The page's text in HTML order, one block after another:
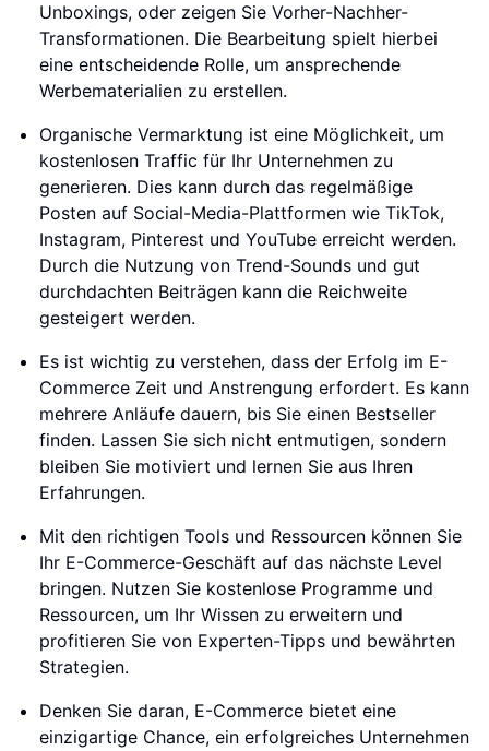
Unboxings, oder zeigen Sie Vorher-Nachher-
Transformationen. Die Bearbeitung spielt hierbei
eine entscheidende Rolle, um ansprechende
Werbematerialien zu erstellen.
Organische Vermarktung ist eine Möglichkeit, um
kostenlosen Traffic für Ihr Unternehmen zu
generieren. Dies kann durch das regelmäßige
Posten auf Social-Media-Plattformen wie TikTok,
Instagram, Pinterest und YouTube erreicht werden.
Durch die Nutzung von Trend-Sounds und gut
durchdachten Beiträgen kann die Reichweite
gesteigert werden.
Es ist wichtig zu verstehen, dass der Erfolg im E-
Commerce Zeit und Anstrengung erfordert. Es kann
mehrere Anläufe dauern, bis Sie einen Bestseller
finden. Lassen Sie sich nicht entmutigen, sondern
bleiben Sie motiviert und lernen Sie aus Ihren
Erfahrungen.
Mit den richtigen Tools und Ressourcen können Sie
Ihr E-Commerce-Geschäft auf das nächste Level
bringen. Nutzen Sie kostenlose Programme und
Ressourcen, um Ihr Wissen zu erweitern und
profitieren Sie von Experten-Tipps und bewährten
Strategien.
Denken Sie daran, E-Commerce bietet eine
einzigartige Chance, ein erfolgreiches Unternehmen